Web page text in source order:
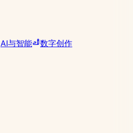
AI与智能
数字创作